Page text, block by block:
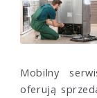
Mobilny
oferują